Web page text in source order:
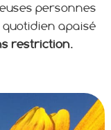
personnes
apaisé
restriction.